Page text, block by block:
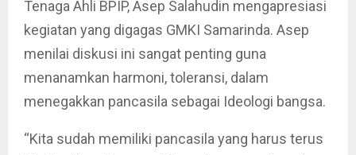
Tenaga Ahli BPIP, Asep Salahudin mengapresiasi
kegiatan yang digagas GMKI Samarinda. Asep
menilai diskusi ini sangat penting guna
menanamkan harmoni, toleransi, dalam
menegakkan pancasila sebagai Ideologi bangsa.
“Kita sudah memiliki pancasila yang harus terus